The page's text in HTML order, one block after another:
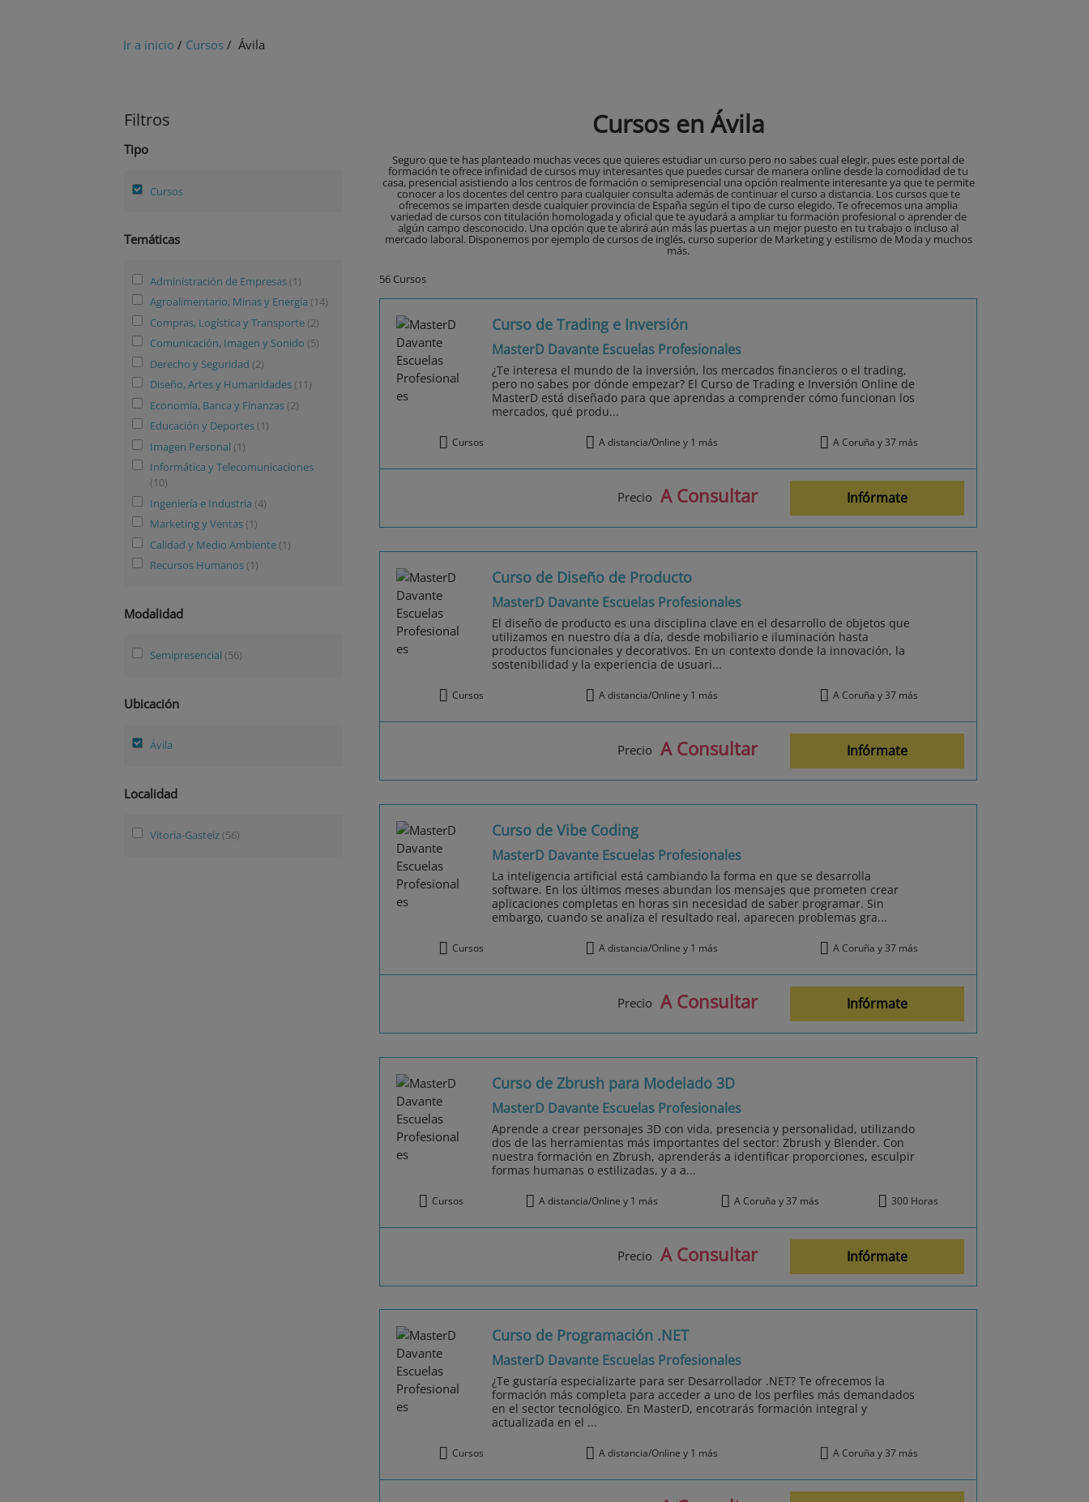
Ir a inicio / Cursos / Ávila
Filtros
Tipo
Cursos
Temáticas
Administración de Empresas (1)
Agroalimentario, Minas y Energía (14)
Compras, Logística y Transporte (2)
Comunicación, Imagen y Sonido (5)
Derecho y Seguridad (2)
Diseño, Artes y Humanidades (11)
Economía, Banca y Finanzas (2)
Educación y Deportes (1)
Imagen Personal (1)
Informática y Telecomunicaciones
(10)
Ingeniería e Industria (4)
Marketing y Ventas (1)
Calidad y Medio Ambiente (1)
Recursos Humanos (1)
Modalidad
Semipresencial (56)
Ubicación
Ávila
Localidad
Vitoria-Gasteiz (56)
Cursos en Ávila
Seguro que te has planteado muchas veces que quieres estudiar un curso pero no sabes cual elegir, pues este portal de
formación te ofrece infinidad de cursos muy interesantes que puedes cursar de manera online desde la comodidad de tu
casa, presencial asistiendo a los centros de formación o semipresencial una opción realmente interesante ya que te permite
conocer a los docentes del centro para cualquier consulta además de continuar el curso a distancia. Los cursos que te
ofrecemos se imparten desde cualquier provincia de España según el tipo de curso elegido. Te ofrecemos una amplia
variedad de cursos con titulación homologada y oficial que te ayudará a ampliar tu formación profesional o aprender de
algún campo desconocido. Una opción que te abrirá aún más las puertas a un mejor puesto en tu trabajo o incluso al
mercado laboral. Disponemos por ejemplo de cursos de inglés, curso superior de Marketing y estilismo de Moda y muchos
más.
56 Cursos
Curso de Trading e Inversión
MasterD Davante Escuelas Profesionales
¿Te interesa el mundo de la inversión, los mercados financieros o el trading,
pero no sabes por dónde empezar? El Curso de Trading e Inversión Online de
MasterD está diseñado para que aprendas a comprender cómo funcionan los
mercados, qué produ...
Cursos A distancia/Online y 1 más A Coruña y 37 más
Precio A Consultar Infórmate
Curso de Diseño de Producto
MasterD Davante Escuelas Profesionales
El diseño de producto es una disciplina clave en el desarrollo de objetos que
utilizamos en nuestro día a día, desde mobiliario e iluminación hasta
productos funcionales y decorativos. En un contexto donde la innovación, la
sostenibilidad y la experiencia de usuari...
Cursos A distancia/Online y 1 más A Coruña y 37 más
Precio A Consultar Infórmate
Curso de Vibe Coding
MasterD Davante Escuelas Profesionales
La inteligencia artificial está cambiando la forma en que se desarrolla
software. En los últimos meses abundan los mensajes que prometen crear
aplicaciones completas en horas sin necesidad de saber programar. Sin
embargo, cuando se analiza el resultado real, aparecen problemas gra...
Cursos A distancia/Online y 1 más A Coruña y 37 más
Precio A Consultar Infórmate
Curso de Zbrush para Modelado 3D
MasterD Davante Escuelas Profesionales
Aprende a crear personajes 3D con vida, presencia y personalidad, utilizando
dos de las herramientas más importantes del sector: Zbrush y Blender. Con
nuestra formación en Zbrush, aprenderás a identificar proporciones, esculpir
formas humanas o estilizadas, y a a...
Cursos A distancia/Online y 1 más A Coruña y 37 más 300 Horas
Precio A Consultar Infórmate
Curso de Programación .NET
MasterD Davante Escuelas Profesionales
¿Te gustaría especializarte para ser Desarrollador .NET? Te ofrecemos la
formación más completa para acceder a uno de los perfiles más demandados
en el sector tecnológico. En MasterD, encotrarás formación integral y
actualizada en el ...
Cursos A distancia/Online y 1 más A Coruña y 37 más